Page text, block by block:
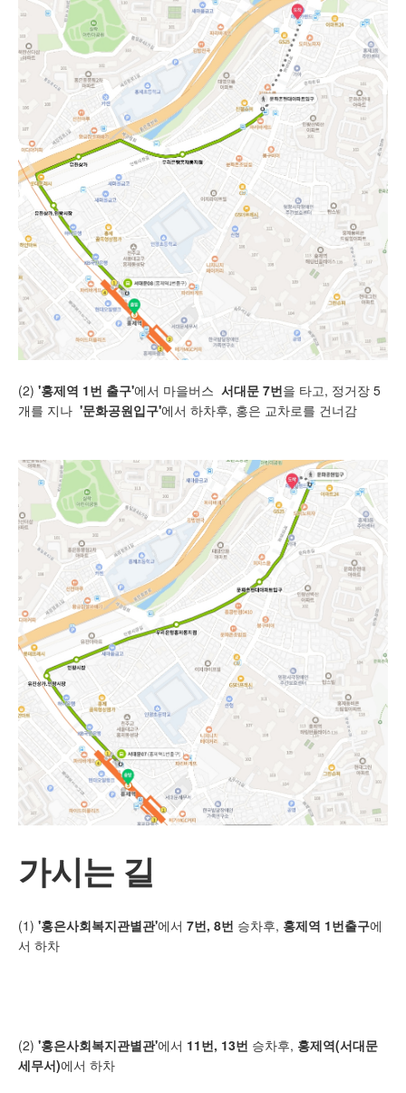
(2) '홍제역 1번 출구'에서 마을버스 서대문 7번을 타고, 정거장 5
개를 지나 '문화공원입구'에서 하차후, 홍은 교차로를 건너감
가시는 길
(1) '홍은사회복지관별관'에서 7번, 8번 승차후, 홍제역 1번출구에
서 하차
(2) '홍은사회복지관별관'에서 11번, 13번 승차후, 홍제역(서대문
세무서)에서 하차